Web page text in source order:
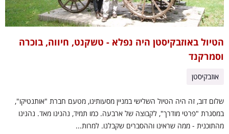
הטיול באוזבקיסטן היה נפלא - טשקנט, חיווה, בוכרה
וסמרקנד
אוזבקיסטן
שלום דוב, זה היה הטיול השלישי במניין מסעותינו, מטעם חברת "אותנטיקו",
במסגרת "פרטי מודרך", לקבוצה של ארבעה. כמו תמיד, נהנינו מאד. נהנינו
מהתוכנית - ממה שראינו וההסברים שקבלנו. למרות...